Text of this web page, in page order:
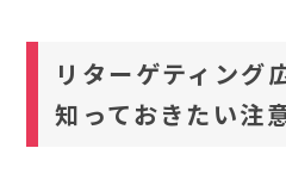
リターゲティング
知っておきたい注